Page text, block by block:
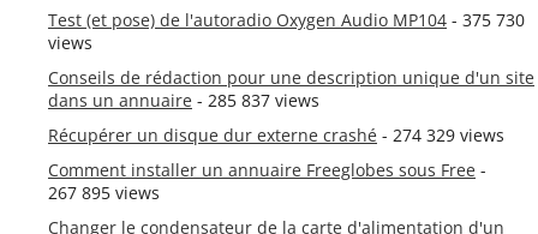
Test (et pose) de l'autoradio Oxygen Audio MP104 - 375 730
views
Conseils de rédaction pour une description unique d'un site
dans un annuaire - 285 837 views
Récupérer un disque dur externe crashé - 274 329 views
Comment installer un annuaire Freeglobes sous Free -
267 895 views
Changer le condensateur de la carte d'alimentation d'un